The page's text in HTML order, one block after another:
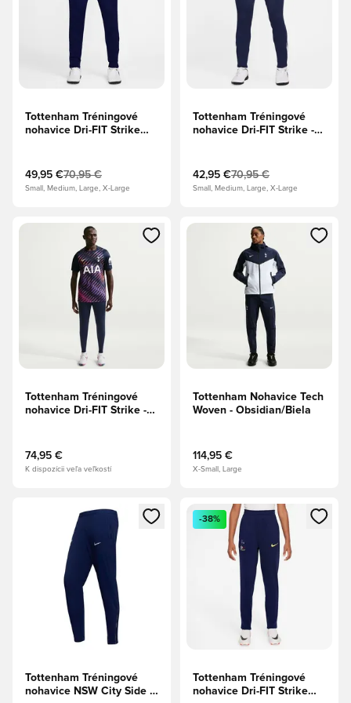
Tottenham Tréningové
nohavice Dri-FIT Strike
modrá/Dynamická žltá
49,95 €70,95 €
Small, Medium, Large, X-Large
Tottenham Tréningové
nohavice Dri-FIT Strike -
42,95 €70,95 €
Small, Medium, Large, X-Large
Otvorí modál na prihlásenie alebo registráciu ako člen
Tottenham Tréningové
nohavice Dri-FIT Strike -
74,95 €
K dispozícii veľa veľkostí
Otvorí modál na prihlásenie
Tottenham Nohavice Tech
Woven - Obsidian/Biela
114,95 €
X-Small, Large
Otvorí modál na prihlásenie alebo registráciu ako člen
Tottenham Tréningové
nohavice NSW City Side -
Otvorí modál na prihlásenie
-38%
Tottenham Tréningové
nohavice Dri-FIT Strike